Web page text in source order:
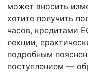
может вносить
хотите получить
часов, кредитами
лекции,
подробным
поступлением —